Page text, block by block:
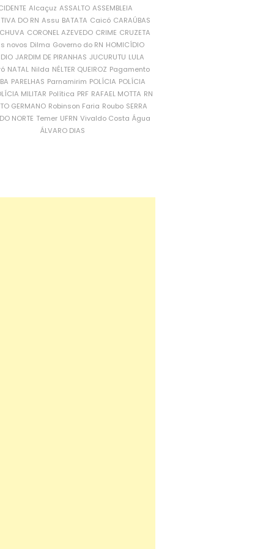
Alcaçuz ASSALTO ASSEMBLEIA
DO RN Assu BATATA Caicó CARAÚBAS
CORONEL AZEVEDO CRIME CRUZETA
novos Dilma Governo do RN HOMICÍDIO
JARDIM DE PIRANHAS JUCURUTU LULA
NATAL Nilda NÉLTER QUEIROZ Pagamento
PARELHAS Parnamirim POLÍCIA POLÍCIA
MILITAR Política PRF RAFAEL MOTTA RN
GERMANO Robinson Faria Roubo SERRA
NORTE Temer UFRN Vivaldo Costa Água
ÁLVARO DIAS